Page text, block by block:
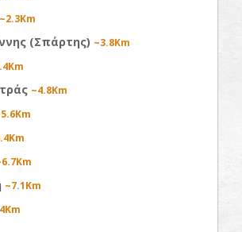
~2.3Km
(Σπάρτης) ~3.8Km
~4.8Km
~7.1Km